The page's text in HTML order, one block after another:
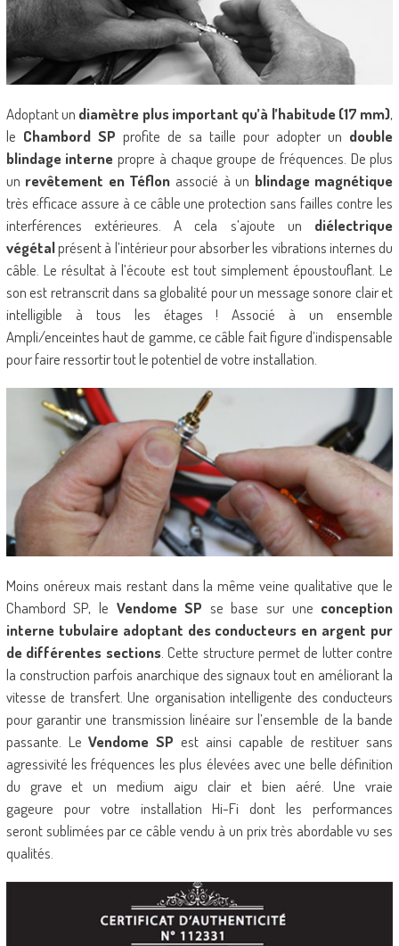
Adoptant un diamètre plus important qu’à l’habitude (17 mm),
le Chambord SP profite de sa taille pour adopter un double
blindage interne propre à chaque groupe de fréquences. De plus
un revêtement en Téflon associé à un blindage magnétique
très efficace assure à ce câble une protection sans failles contre les
interférences extérieures. A cela s’ajoute un diélectrique
végétalprésent à l’intérieur pour absorber les vibrations internes du
câble. Le résultat à l’écoute est tout simplement époustouflant. Le
son est retranscrit dans sa globalité pour un message sonore clair et
intelligible à tous les étages ! Associé à un ensemble
Ampli/enceintes haut de gamme, ce câble fait figure d’indispensable
pour faire ressortir tout le potentiel de votre installation.
Moins onéreux mais restant dans la même veine qualitative que le
Chambord SP, le Vendome SP se base sur une conception
interne tubulaire adoptant des conducteurs en argent pur
de différentes sections. Cette structure permet de lutter contre
la construction parfois anarchique des signaux tout en améliorant la
vitesse de transfert. Une organisation intelligente des conducteurs
pour garantir une transmission linéaire sur l’ensemble de la bande
passante. LeVendome SP est ainsi capable de restituer sans
agressivité les fréquences les plus élevées avec une belle définition
du grave et un medium aigu clair et bien aéré. Une vraie
gageure pour votre installation Hi-Fi dont les performances
seront sublimées par ce câble vendu à un prix très abordable vu ses
qualités.